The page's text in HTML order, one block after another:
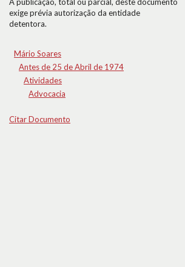
exige prévia autorização da entidade
detentora.
Mário Soares
Antes de 25 de Abril de 1974
Atividades
Advocacia
Citar Documento